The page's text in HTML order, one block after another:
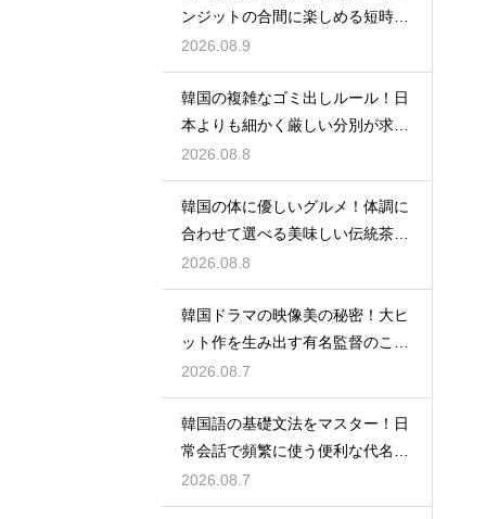
ンジットの合間に楽しめる短時間
の観光
2026.08.9
韓国の複雑なゴミ出しルール！日
本よりも細かく厳しい分別が求め
られる理由
2026.08.8
韓国の体に優しいグルメ！体調に
合わせて選べる美味しい伝統茶の
驚きの効能
2026.08.8
韓国ドラマの映像美の秘密！大ヒ
ット作を生み出す有名監督のこだ
わりの特徴
2026.08.7
韓国語の基礎文法をマスター！日
常会話で頻繁に使う便利な代名詞
の一覧
2026.08.7